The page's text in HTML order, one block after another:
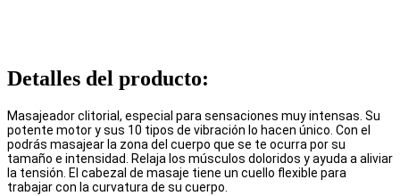
Detalles del producto:
Masajeador clitorial, especial para sensaciones muy intensas. Su
potente motor y sus 10 tipos de vibración lo hacen único. Con el
podrás masajear la zona del cuerpo que se te ocurra por su
tamaño e intensidad. Relaja los músculos doloridos y ayuda a aliviar
la tensión. El cabezal de masaje tiene un cuello flexible para
trabajar con la curvatura de su cuerpo.